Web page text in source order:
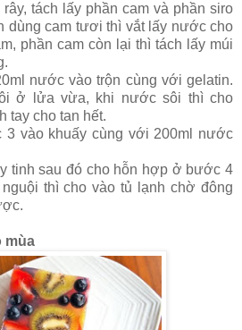
tách lấy phần cam và phần siro
dùng cam tươi thì vắt lấy nước cho
phần cam còn lại thì tách lấy múi
nước vào trộn cùng với gelatin.
ở lửa vừa, khi nước sôi thì cho
tay cho tan hết.
vào khuấy cùng với 200ml nước
tinh sau đó cho hỗn hợp ở bước 4
thì cho vào tủ lạnh chờ đông
mùa